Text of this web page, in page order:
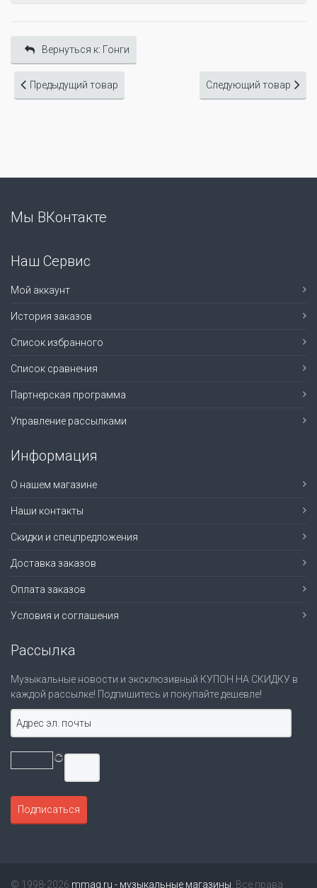
Вернуться к: Гонги
Предыдущий товар Следующий товар
Мы ВКонтакте
Наш Сервис
Мой аккаунт
История заказов
Список избранного
Список сравнения
Партнерская программа
Управление рассылками
Информация
О нашем магазине
Наши контакты
Скидки и спецпредложения
Доставка заказов
Оплата заказов
Условия и соглашения
Рассылка
Музыкальные новости и эксклюзивный КУПОН НА СКИДКУ в
каждой рассылке! Подпишитесь и покупайте дешевле!
© 1998-2026 mmag.ru - музыкальные магазины . Все права